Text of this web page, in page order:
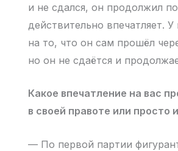
и не сдался, он продолжил
действительно впечатляет.
на то, что он сам прошёл
но он не сдаётся и
Какое впечатление на вас
в своей правоте или просто
— По первой партии